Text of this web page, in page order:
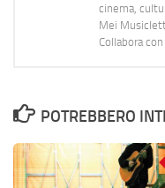
cinema,
Mei
Collabora
POTREBBERO